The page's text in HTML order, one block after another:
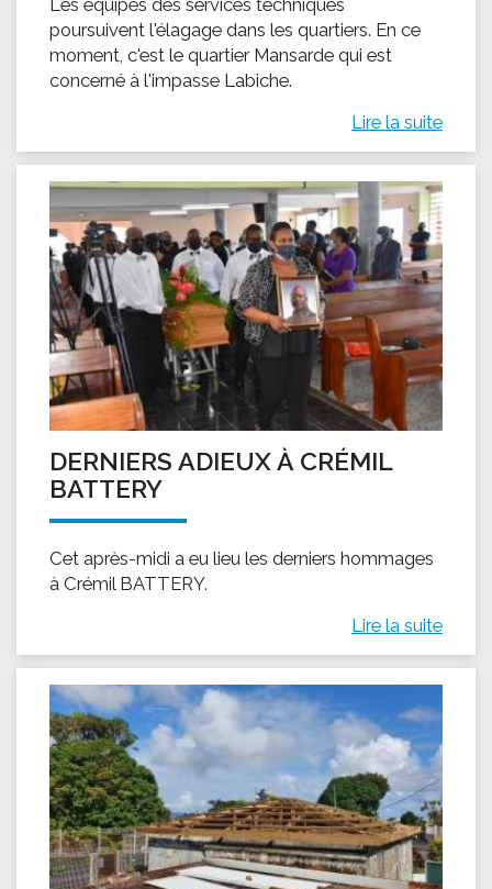
poursuivent l'élagage dans les quartiers. En ce
moment, c'est le quartier Mansarde qui est
concerné à l'impasse Labiche.
Lire la suite
DERNIERS ADIEUX À CRÉMIL
BATTERY
Cet après-midi a eu lieu les derniers hommages
à Crémil BATTERY.
Lire la suite